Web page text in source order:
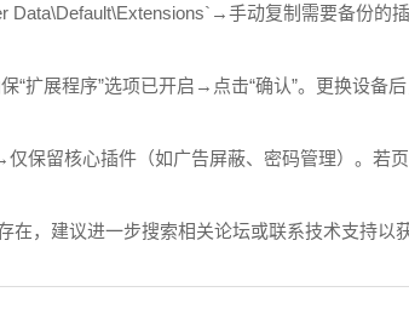
手动复制需要备份的
展程序”选项已开启→点击“确认”。更换设备
保留核心插件（如广告屏蔽、密码管理）。若
，建议进一步搜索相关论坛或联系技术支持以